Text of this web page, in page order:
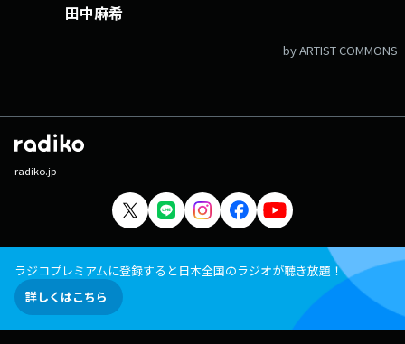
田中麻希
by ARTIST COMMONS
radiko.jp
ラジコプレミアムに登録すると日本全国のラジオが聴き放題！
詳しくはこちら